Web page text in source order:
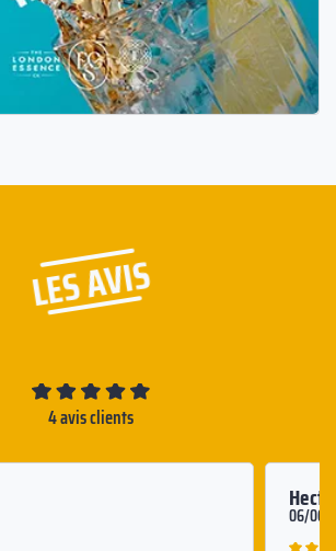
LES AVIS
4 avis clients
06/06/